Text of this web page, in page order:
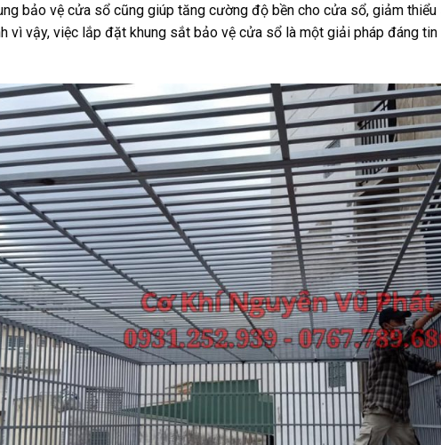
bảo vệ cửa sổ cũng giúp tăng cường độ bền cho cửa sổ, giảm
vì vậy, việc lắp đặt khung sắt bảo vệ cửa sổ là một giải pháp đáng